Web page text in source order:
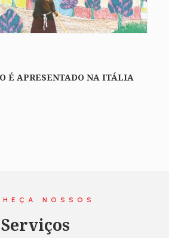
É APRESENTADO NA ITÁLIA
NOSSOS
Serviços